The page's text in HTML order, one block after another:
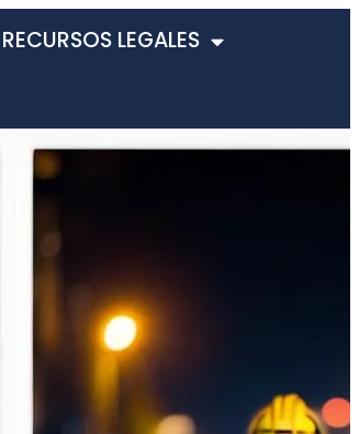
RECURSOS LEGALES